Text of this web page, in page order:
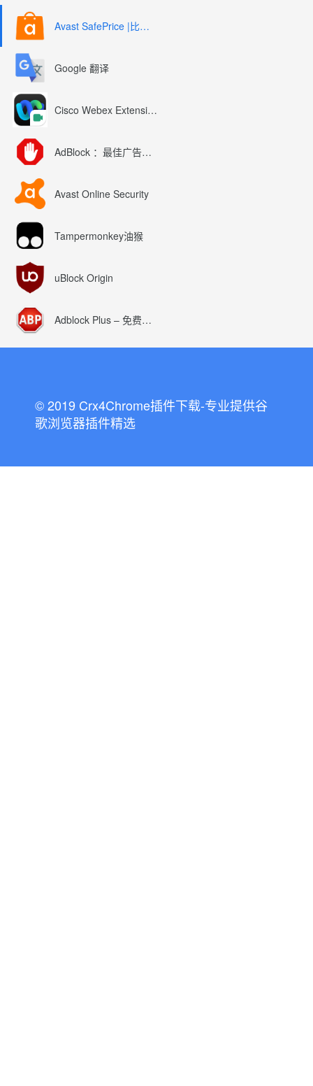
Avast SafePrice |比较、交易、优惠券
Google 翻译
Cisco Webex Extension
AdBlock ：最佳广告拦截工具
Avast Online Security
Tampermonkey油猴
uBlock Origin
Adblock Plus – 免费的广告拦截器
© 2019 Crx4Chrome插件下载-专业提供谷
歌浏览器插件精选